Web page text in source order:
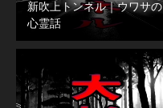
新吹上トンネル｜ウワサの
心霊話